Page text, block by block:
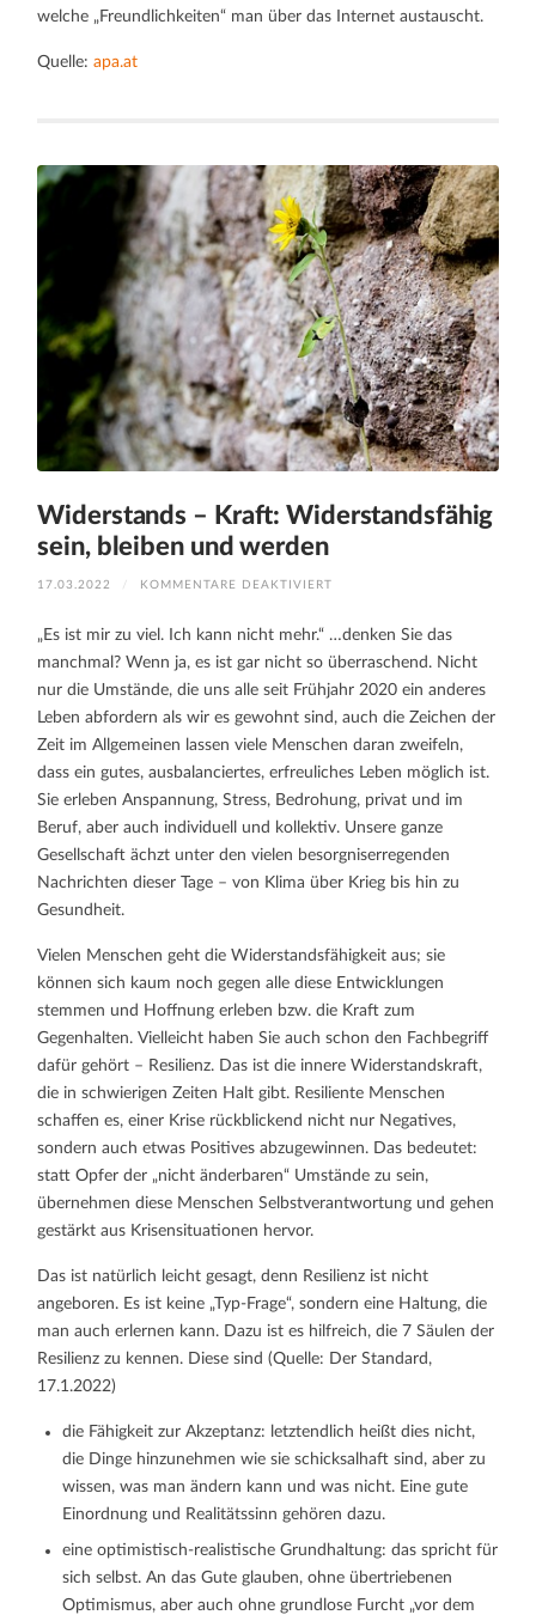
welche „Freundlichkeiten“ man über das Internet austauscht.
Quelle:apa.at
Widerstands – Kraft: Widerstandsfähig
sein, bleiben und werden
17.03.2022 / KOMMENTARE DEAKTIVIERT
KRAFT:
WIDERSTANDSFÄHIG
SEIN,
BLEIBEN
UND
WERDEN
„Es ist mir zu viel. Ich kann nicht mehr.“ …denken Sie das
manchmal? Wenn ja, es ist gar nicht so überraschend. Nicht
nur die Umstände, die uns alle seit Frühjahr 2020 ein anderes
Leben abfordern als wir es gewohnt sind, auch die Zeichen der
Zeit im Allgemeinen lassen viele Menschen daran zweifeln,
dass ein gutes, ausbalanciertes, erfreuliches Leben möglich ist.
Sie erleben Anspannung, Stress, Bedrohung, privat und im
Beruf, aber auch individuell und kollektiv. Unsere ganze
Gesellschaft ächzt unter den vielen besorgniserregenden
Nachrichten dieser Tage – von Klima über Krieg bis hin zu
Gesundheit.
Vielen Menschen geht die Widerstandsfähigkeit aus; sie
können sich kaum noch gegen alle diese Entwicklungen
stemmen und Hoffnung erleben bzw. die Kraft zum
Gegenhalten. Vielleicht haben Sie auch schon den Fachbegriff
dafür gehört – Resilienz. Das ist die innere Widerstandskraft,
die in schwierigen Zeiten Halt gibt. Resiliente Menschen
schaffen es, einer Krise rückblickend nicht nur Negatives,
sondern auch etwas Positives abzugewinnen. Das bedeutet:
statt Opfer der „nicht änderbaren“ Umstände zu sein,
übernehmen diese Menschen Selbstverantwortung und gehen
gestärkt aus Krisensituationen hervor.
Das ist natürlich leicht gesagt, denn Resilienz ist nicht
angeboren. Es ist keine „Typ-Frage“, sondern eine Haltung, die
man auch erlernen kann. Dazu ist es hilfreich, die 7 Säulen der
Resilienz zu kennen. Diese sind (Quelle: Der Standard,
17.1.2022)
die Fähigkeit zur Akzeptanz: letztendlich heißt dies nicht,
die Dinge hinzunehmen wie sie schicksalhaft sind, aber zu
wissen, was man ändern kann und was nicht. Eine gute
Einordnung und Realitätssinn gehören dazu.
eine optimistisch-realistische Grundhaltung: das spricht für
sich selbst. An das Gute glauben, ohne übertriebenen
Optimismus, aber auch ohne grundlose Furcht „vor dem